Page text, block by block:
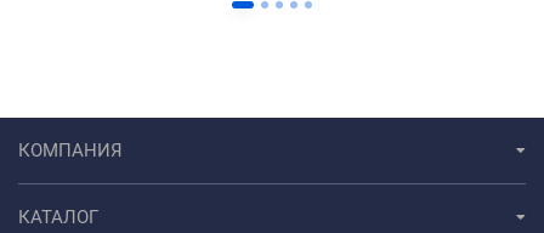
КОМПАНИЯ
КАТАЛОГ